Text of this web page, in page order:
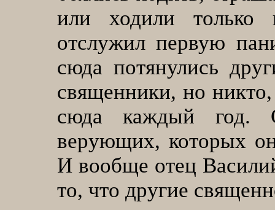
или ходили только
отслужил первую
сюда потянулись
священники, но
сюда каждый год.
верующих, которых
И вообще отец
то, что другие